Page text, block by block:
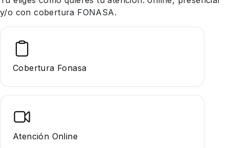
y/o con cobertura FONASA.
Cobertura Fonasa
Atención Online